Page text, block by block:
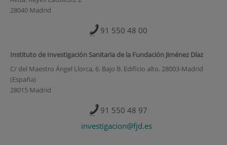
28040 Madrid
91 550 48 00
Instituto de Investigación Sanitaria de la Fundación Jiménez Díaz
C/ del Maestro Ángel Llorca, 6. Bajo B. Edificio alto. 28003-Madrid
(España)
28015 Madrid
91 550 48 97
investigacion@fjd.es